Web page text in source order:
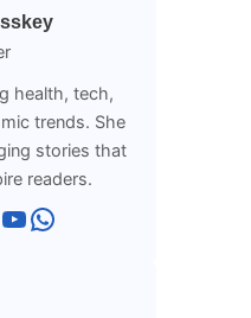
health, tech,
trends. She
stories that
readers.
YouTube WhatsApp